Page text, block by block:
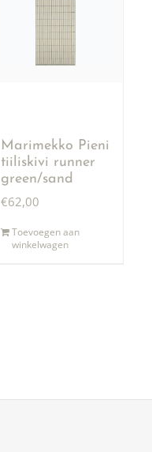
Marimekko Pieni
tiiliskivi runner
green/sand
€62,00
Toevoegen aan
winkelwagen